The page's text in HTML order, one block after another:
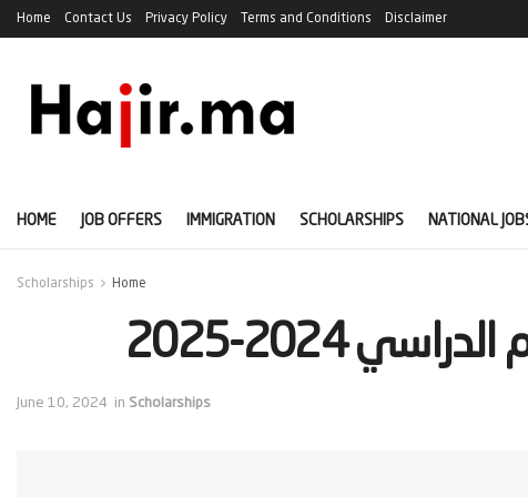
Home Contact Us Privacy Policy Terms and Conditions Disclaimer
HOME JOB OFFERS IMMIGRATION SCHOLARSHIPS NATIONAL
Home
Scholarships
2024-2025‬
June 10, 2024 in Scholarships